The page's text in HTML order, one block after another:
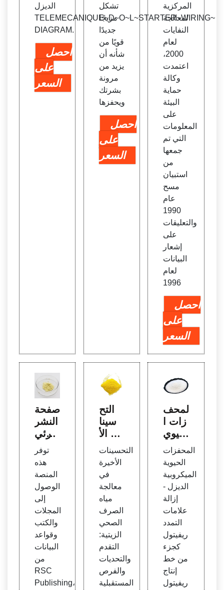
الديزل
TELEMECANIQUE~D~O~L~STARTER~WIRING~
DIAGRAM.
احصل
على
السعر
تشكل
مزيجًا
جديدًا
قويًا من
شأنه أن
يزيد من
مرونة
بشرتك
ويحفزها
احصل
على
السعر
المركزية
لمعالجة
النفايات
لعام
2000،
اعتمدت
وكالة
حماية
البيئة
على
المعلومات
التي تم
جمعها
من
استبيان
مسح
عام
1990
والتعليقات
على
إشعار
البيانات
لعام
1996
احصل
على
السعر
صفحة
النشر
الرئي
سية ل
ـ RS
جمعية
الملكي
ة للكي
مياء
توفر
هذه
المنصة
الوصول
إلى
المجلات
والكتب
وقواعد
البيانات
من
RSC
Publishing،
التح
سينا
ت الأ
خيرة
في م
عالجة
مياه ال
صرف
الصح
ي الزي
تية: ال
تقدم
التحسينات
الأخيرة
في
معالجة
مياه
الصرف
الصحي
الزيتية:
التقدم
والتحديات
والفرص
المستقبلية
المحف
زات ا
لحيوي
ة المي
كروبي
ة الدي
زل ري
فيتول
إزالة
علاما
ت الت
مدد
المحفزات
الحيوية
الميكروبية
الديزل -
إزالة
علامات
التمدد
ريفيتول
كجزء
من خط
إنتاج
ريفيتول